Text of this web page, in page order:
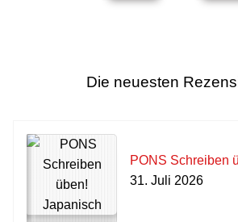
Die neuesten
PONS Schreiben
31. Juli 2026